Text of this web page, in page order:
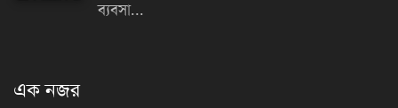
ব্যবসা...
এক নজর